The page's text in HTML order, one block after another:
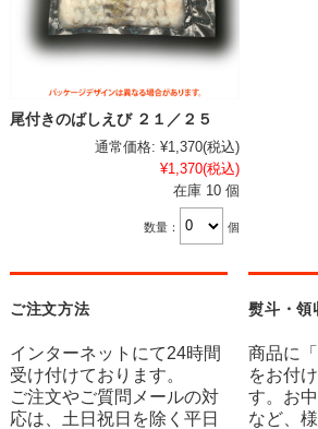
尾付きのばしえび ２１／２５
通常価格: ¥1,370(税込)
¥1,370(税込)
在庫 10 個
数量： 個
ご注文方法
インターネットにて24時間
受け付けております。
ご注文やご質問メールの対
応は、土日祝日を除く平日
熨斗・領
商品に
をお付
す。お
など、